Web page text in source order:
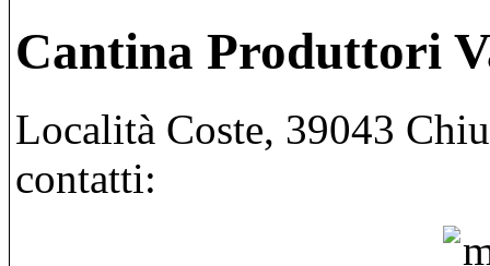
Cantina Produttori
Località Coste, 39043
contatti: